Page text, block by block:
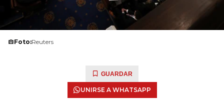
Foto:Reuters
GUARDAR
UNIRSE A WHATSAPP